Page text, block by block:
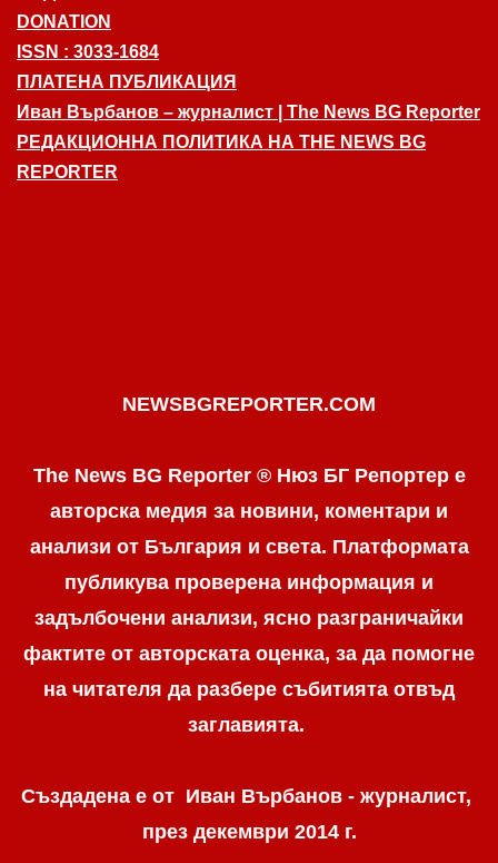
DONATION
ISSN : 3033-1684
ПЛАТЕНА ПУБЛИКАЦИЯ
Иван Върбанов – журналист | The News BG Reporter
РЕДАКЦИОННА ПОЛИТИКА НА THE NEWS BG
REPORTER
NEWSBGREPORTER.COM
The News BG Reporter ® Нюз БГ Репортер е
авторска медия за новини, коментари и
анализи от България и света. Платформата
публикува проверена информация и
задълбочени анализи, ясно разграничaйки
фактите от авторската оценка, за да помогне
на читателя да разбере събитията отвъд
заглавията.
Създадена е от Иван Върбанов - журналист,
през декември 2014 г.